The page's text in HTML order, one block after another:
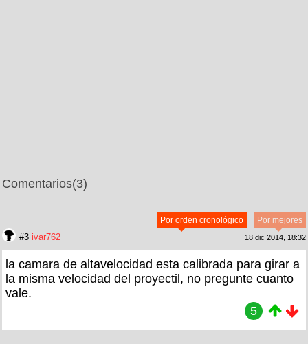
Comentarios(3)
Por mejores
Por orden cronológico
#3 ivar762 18 dic 2014, 18:32
la camara de altavelocidad esta calibrada para girar a
la misma velocidad del proyectil, no pregunte cuanto
vale.
5